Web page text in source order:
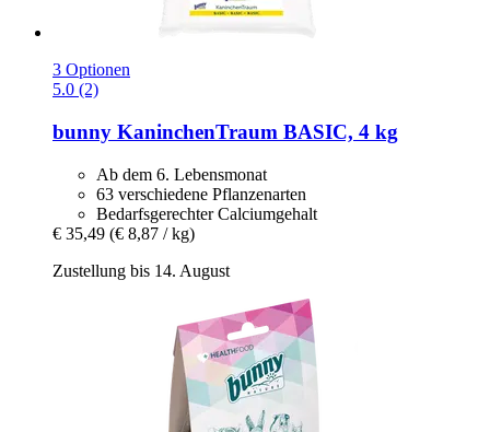
3 Optionen
5.0 (2)
bunny KaninchenTraum BASIC, 4 kg
Ab dem 6. Lebensmonat
63 verschiedene Pflanzenarten
Bedarfsgerechter Calciumgehalt
€ 35,49 (€ 8,87 / kg)
Zustellung bis 14. August